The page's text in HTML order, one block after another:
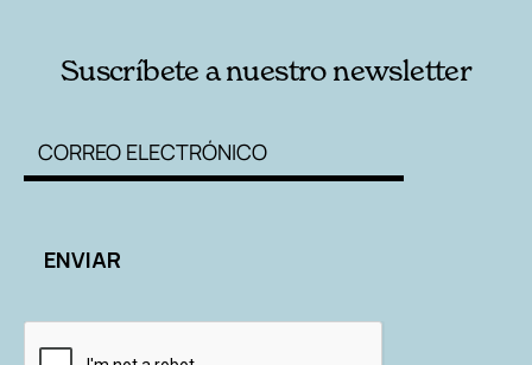
Suscríbete a nuestro newsletter